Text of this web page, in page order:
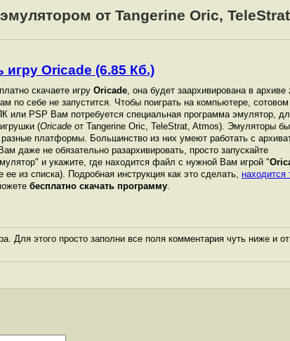
от Tangerine Oric,
игру Oricade (6.85 Кб.)
скачаете игру Oricade, она будет заархивирована в архиве
по себе не запустится. Чтобы поиграть на компьютере, сотовом
или PSP Вам потребуется специальная программа эмулятор,
(Oricade от Tangerine Oric, TeleStrat, Atmos). Эмуляторы
платформы. Большинство из них умеют работать с
даже не обязательно разархивировать, просто запускайте
и укажите, где находится файл с нужной Вам игрой "
ее из списка). Подробная инструкция как это сделать, находится
бесплатно скачать программу.
Для этого просто заполни все поля комментария чуть ниже и